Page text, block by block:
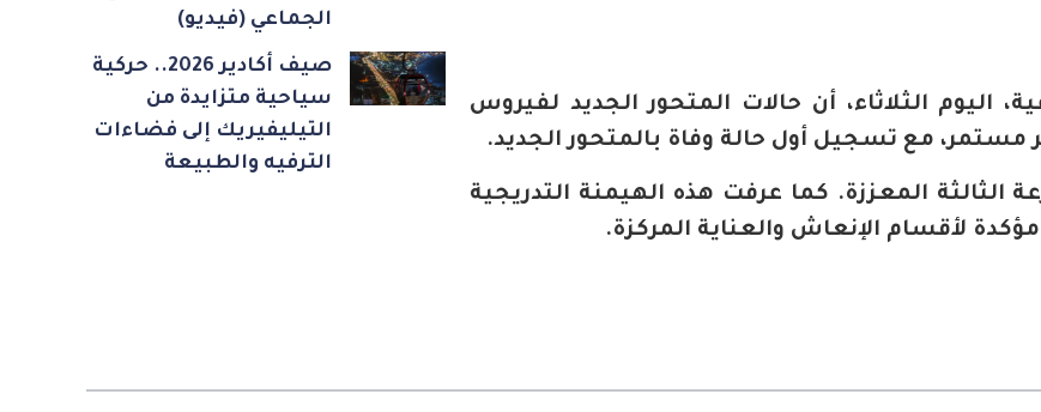
اليوم الثلاثاء، أن حالات المتحور الجديد لفيروس
مستمر، مع تسجيل أول حالة وفاة بالمتحور الجديد.
الثالثة المعززة. كما عرفت هذه الهيمنة التدريجية
لأقسام الإنعاش والعناية المركزة.
الجماعي (فيديو)
صيف أكادير 2026.. حركية
سياحية متزايدة من
التيليفيريك إلى فضاءات
الترفيه والطبيعة